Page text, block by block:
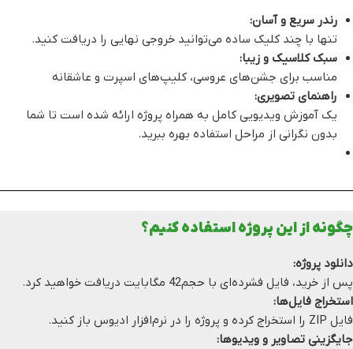
رندر سریع و آسان:
تنها با چند کلیک ساده می‌توانید خروجی نهایی را دریافت کنید.
سبک کلاسیک و زیبا:
مناسب برای جشن‌های عروسی، کلیپ‌های اسپرت و عاشقانه
راهنمای تصویری:
یک آموزش ویدیویی کامل به همراه پروژه ارائه شده است تا شما
بدون نگرانی از مراحل استفاده بهره ببرید.
چگونه از این پروژه استفاده کنیم؟
دانلود پروژه:
پس از خرید، فایل فشرده‌ای با حجم42 مگابایت دریافت خواهید کرد.
استخراج فایل‌ها:
فایل ZIP را استخراج کرده و پروژه را در نرم‌افزار ادیوس باز کنید.
جایگزینی تصاویر و ویدیوها: